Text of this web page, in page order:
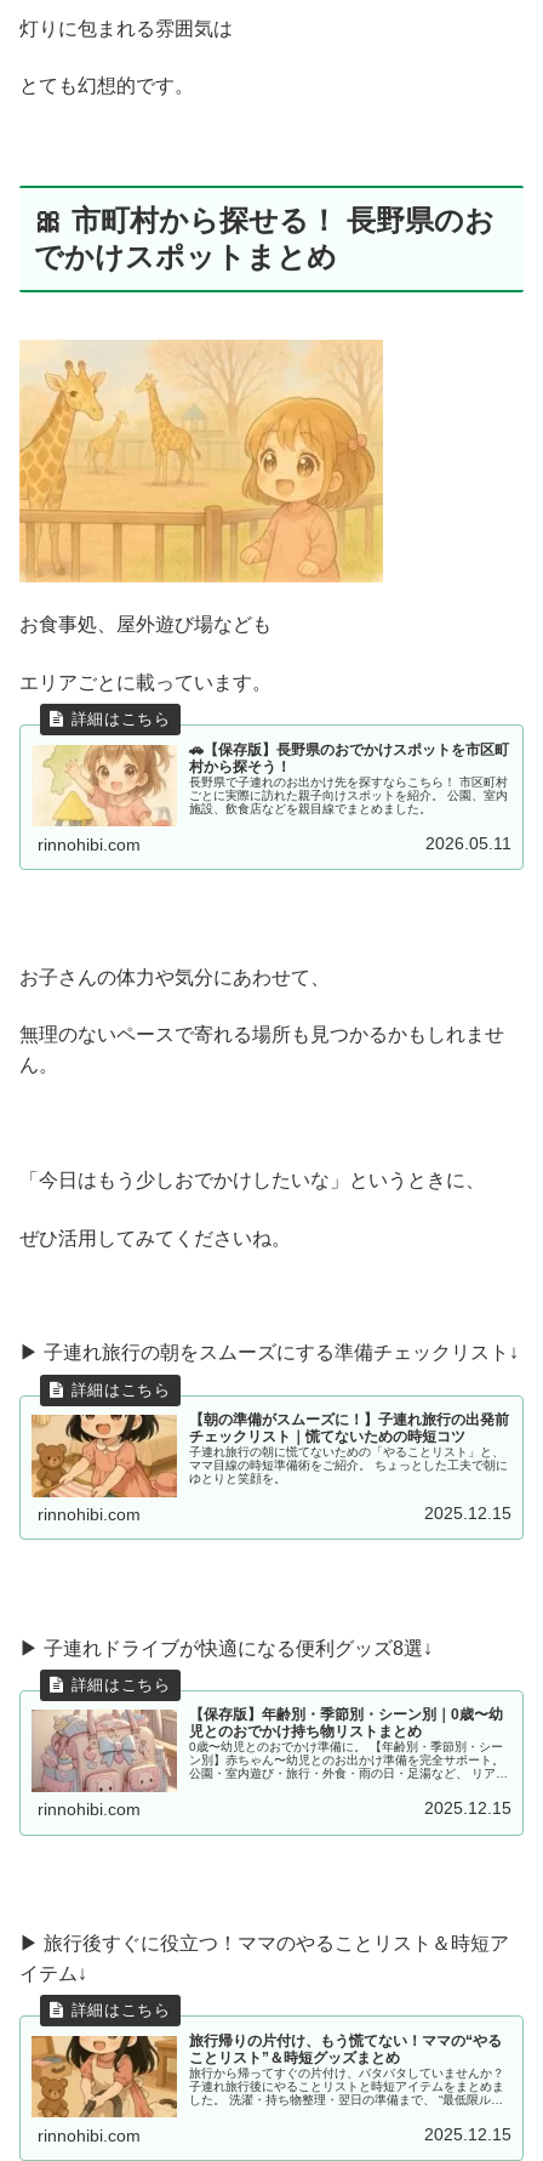
灯りに包まれる雰囲気は
とても幻想的です。
🎀 市町村から探せる！ 長野県のお
でかけスポットまとめ
お食事処、屋外遊び場なども
エリアごとに載っています。
🚗【保存版】長野県のおでかけスポットを市区町
村から探そう！
長野県で子連れのお出かけ先を探すならこちら！ 市区町村
ごとに実際に訪れた親子向けスポットを紹介。 公園、室内
施設、飲食店などを親目線でまとめました。
rinnohibi.com 2026.05.11
お子さんの体力や気分にあわせて、
無理のないペースで寄れる場所も見つかるかもしれませ
ん。
「今日はもう少しおでかけしたいな」というときに、
ぜひ活用してみてくださいね。
▶ 子連れ旅行の朝をスムーズにする準備チェックリスト↓
【朝の準備がスムーズに！】子連れ旅行の出発前
チェックリスト｜慌てないための時短コツ
子連れ旅行の朝に慌てないための「やることリスト」と、
ママ目線の時短準備術をご紹介。 ちょっとした工夫で朝に
ゆとりと笑顔を。
rinnohibi.com 2025.12.15
▶︎ 子連れドライブが快適になる便利グッズ8選↓
【保存版】年齢別・季節別・シーン別｜0歳〜幼
児とのおでかけ持ち物リストまとめ
0歳〜幼児とのおでかけ準備に。 【年齢別・季節別・シー
ン別】赤ちゃん〜幼児とのお出かけ準備を完全サポート。
公園・室内遊び・旅行・外食・雨の日・足湯など、 リアル
rinnohibi.com 2025.12.15
▶ 旅行後すぐに役立つ！ママのやることリスト＆時短ア
イテム↓
旅行帰りの片付け、もう慌てない！ママの“やる
ことリスト”＆時短グッズまとめ
旅行から帰ってすぐの片付け、バタバタしていませんか？
子連れ旅行後にやることリストと時短アイテムをまとめま
した。 洗濯・持ち物整理・翌日の準備まで、 “最低限ルー
rinnohibi.com 2025.12.15